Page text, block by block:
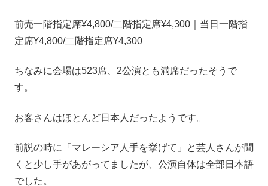
前売一階指定席¥4,800/二階指定席¥4,300｜当日一階指
定席¥4,800/二階指定席¥4,300
ちなみに会場は523席、2公演とも満席だったそうで
す。
お客さんはほとんど日本人だったようです。
前説の時に「マレーシア人手を挙げて」と芸人さんが聞
くと少し手があがってましたが、公演自体は全部日本語
でした。